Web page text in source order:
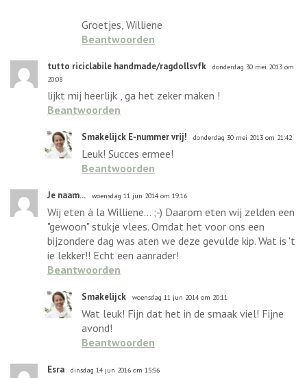
Groetjes, Williene
Beantwoorden
tutto riciclabile handmade/ragdollsvfk
donderdag 30 mei 2013 om
20:08
lijkt mij heerlijk , ga het zeker maken !
Beantwoorden
Smakelijck E-nummer vrij! donderdag 30 mei 2013 om 21:42
Leuk! Succes ermee!
Beantwoorden
Je naam... woensdag 11 jun 2014 om 19:16
Wij eten à la Williene... ;-) Daarom eten wij zelden een
"gewoon" stukje vlees. Omdat het voor ons een
bijzondere dag was aten we deze gevulde kip. Wat is 't
ie lekker!! Echt een aanrader!
Beantwoorden
Smakelijck woensdag 11 jun 2014 om 20:11
Wat leuk! Fijn dat het in de smaak viel! Fijne
avond!
Beantwoorden
Esra dinsdag 14 jun 2016 om 15:56